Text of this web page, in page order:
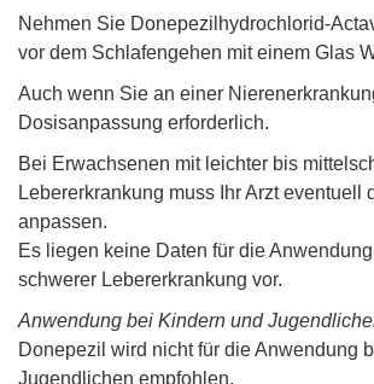
Nehmen Sie Donepezilhydrochlorid-
vor dem Schlafengehen mit einem Glas
Auch wenn Sie an einer
Dosisanpassung erforderlich.
Bei Erwachsenen mit leichter bis
Lebererkrankung muss Ihr Arzt eventuell
anpassen.
Es liegen keine Daten für die
schwerer Lebererkrankung vor.
Anwendung bei Kindern und
Donepezil wird nicht für die Anwendung
Jugendlichen empfohlen.